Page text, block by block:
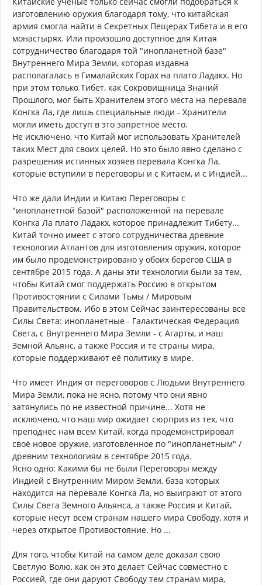
изготовлению оружия благодаря тому, что китайская
армия смогла найти в Секретных Пещерах Тибета и в его
монастырях. Или произошло доступное для Китая
сотрудничество благодаря той "инопланетной базе"
Внутреннего Мира Земли, которая издавна
располагалась в Гималайских Горах на плато Ладакх. Но
при этом только Тибет, как Сокровищница Знаний
Прошлого, мог быть Хранителем этого места на перевале
Конгка Ла, где лишь специальные люди - Хранители
могли иметь доступ в это запретное место.
Не исключено, что Китай мог использовать Хранителей
таких Мест для своих целей. Но это было явно сделано с
разрешения истинных хозяев перевала Конгка Ла,
которые вступили в переговоры и с Китаем, и с Индией...
Что же дали Индии и Китаю Переговоры с
"инопланетной базой" расположенной на перевале
Конгка Ла плато Ладакх, которое принадлежит Тибету...
Китай точно имеет с этого сотрудничества древние
технологии Атлантов для изготовления оружия, которое
им было продемонстрировано у обоих берегов США в
сентябре 2015 года. А даны эти технологии были за тем,
чтобы Китай смог поддержать Россию в открытом
Противостоянии с Силами Тьмы / Мировым
Правительством. Ибо в этом Сейчас заинтересованы все
Силы Света: инопланетные - Галактическая Федерация
Света, с Внутреннего Мира Земли - с Агарты, и наш
Земной Альянс, а также Россия и те страны мира,
которые поддерживают её политику в мире.
Что имеет Индия от переговоров с Людьми Внутреннего
Мира Земли, пока не ясно, потому что они явно
затянулись по не известной причине... Хотя не
исключено, что наш мир ожидает сюрприз из тех, что
преподнёс нам всем Китай, когда продемонстрировал
своё новое оружие, изготовленное по "инопланетным" /
древним технологиям в сентябре 2015 года.
Ясно одно: Какими бы не были Переговоры между
Индией с Внутренним Миром Земли, база которых
находится на перевале Конгка Ла, но выиграют от этого
Силы Света Земного Альянса, а также Россия и Китай,
которые несут всем странам нашего мира Свободу, хотя и
через открытое Противостояние. Но ...
Для того, чтобы Китай на самом деле доказал свою
Светлую Волю, как он это делает Сейчас совместно с
Россией, где они даруют Свободу тем странам мира,